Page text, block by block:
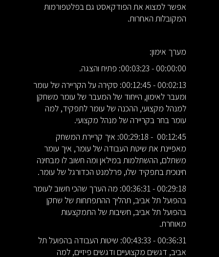
אפשר למצוא את הפודקאסט גם בפלטפורמות
המקובלות האחרות.
מערך אימון:
00:00:00 - 00:03:23: פתיח והצגה.
00:02:13 - 00:12:45: סקירה על הקריירה של עומר
ומעבר לאימון, הייחוד של המעבר של עומר משחקן
למנהל מקצועי, ההכנה של עומר לתפקיד, למה
עומר בחר בקריירה של מנהל מקצועי.
00:12:45 - 00:29:18: איך קריירת המשחק
מאפיינת את שיטת העבודה של עומר, איך עומר
משתלם, ההשתלמות במילאן ומה חשוב לו מבחינה
חינוכית בתפקיד שלו, פרלמנט הכדורגל של עומר.
00:29:18 - 00:36:31: מה הערך שהכי חשוב לעומר
בהפועל תל אביב, תהליך ההתפתחות של שחקן
בהפועל תל אביב, חשיבות של התמקצעות
מאוחרת.
00:36:31 - 00:43:33: שיטות העבודה בהפועל תל
אביב, דגשים מקצועיים ודגשים פיזיים, למה